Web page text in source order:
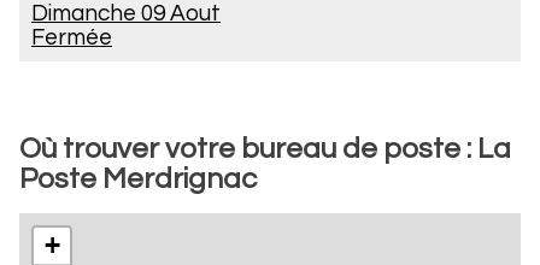
Dimanche 09 Aout
Fermée
Où trouver votre bureau de poste : La
Poste Merdrignac
+